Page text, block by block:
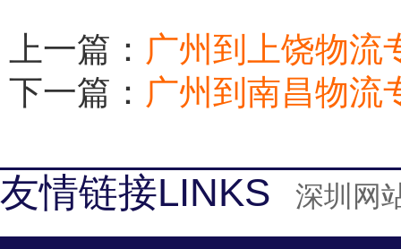
上一篇： 广州到上饶物流
下一篇： 广州到南昌物流
友情链接LINKS 深圳网